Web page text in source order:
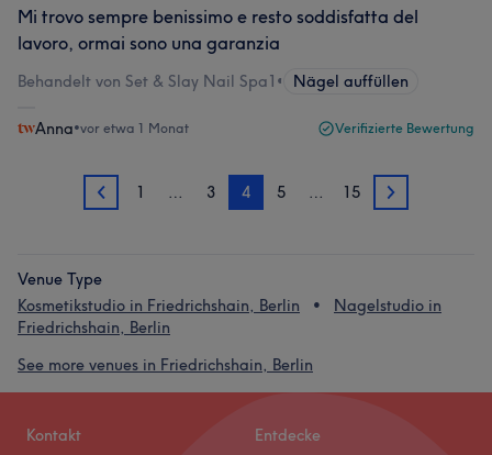
Mi trovo sempre benissimo e resto soddisfatta del
lavoro, ormai sono una garanzia
Behandelt von Set & Slay Nail Spa1 • Nägel auffüllen
Anna•vor etwa 1 Monat Verifizierte Bewertung
3 1 … 3 4 5 … 15 5
Venue Type
Kosmetikstudio in Friedrichshain, Berlin
Nagelstudio in
Friedrichshain, Berlin
See more venues in Friedrichshain, Berlin
Kontakt Entdecke